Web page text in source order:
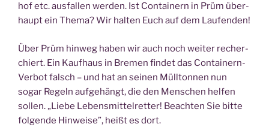
hof etc. aus­fal­len wer­den. Ist Con­tai­nern in Prüm über­
haupt ein The­ma? Wir hal­ten Euch auf dem Laufenden!
Über Prüm hin­weg haben wir auch noch wei­ter recher­
chiert. Ein Kauf­haus in Bre­men fin­det das Con­tai­nern-
Ver­bot falsch – und hat an sei­nen Müll­ton­nen nun
sogar Regeln auf­ge­hängt, die den Men­schen hel­fen
sol­len. „Lie­be Lebens­mit­tel­ret­ter! Beach­ten Sie bit­te
fol­gen­de Hin­wei­se”, heißt es dort.